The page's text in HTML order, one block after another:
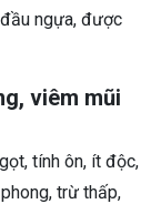
ngựa, được
viêm mũi
tính ôn, ít độc,
trừ thấp,